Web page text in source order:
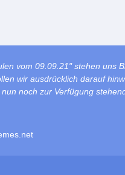
vom 09.09.21" stehen uns
wir ausdrücklich darauf
noch zur Verfügung